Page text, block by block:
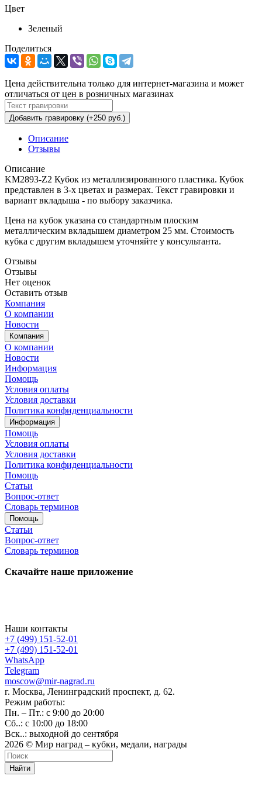
Цвет
Зеленый
Поделиться
Цена действительна только для интернет-магазина и может
отличаться от цен в розничных магазинах
Добавить гравировку (+250 руб.)
Описание
Отзывы
Описание
KM2893-Z2 Кубок из металлизированного пластика. Кубок
представлен в 3-х цветах и размерах. Текст гравировки и
вариант вкладыша - по выбору заказчика.
Цена на кубок указана со стандартным плоским
металлическим вкладышем диаметром 25 мм. Стоимость
кубка с другим вкладышем уточняйте у консультанта.
Отзывы
Отзывы
Нет оценок
Оставить отзыв
Компания
О компании
Новости
Компания
О компании
Новости
Информация
Помощь
Условия оплаты
Условия доставки
Политика конфиденциальности
Информация
Помощь
Условия оплаты
Условия доставки
Политика конфиденциальности
Помощь
Статьи
Вопрос-ответ
Словарь терминов
Помощь
Статьи
Вопрос-ответ
Словарь терминов
Скачайте наше приложение
Наши контакты
+7 (499) 151-52-01
+7 (499) 151-52-01
WhatsApp
Telegram
moscow@mir-nagrad.ru
г. Москва, Ленинградский проспект, д. 62.
Режим работы:
Пн. – Пт.: с 9:00 до 20:00
Сб..: с 10:00 до 18:00
Вск..: выходной до сентября
2026 © Мир наград – кубки, медали, награды
Найти